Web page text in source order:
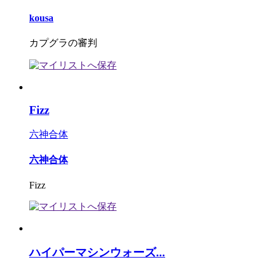
kousa
カプグラの審判
Fizz
六神合体
六神合体
Fizz
ハイパーマシンウォーズ...